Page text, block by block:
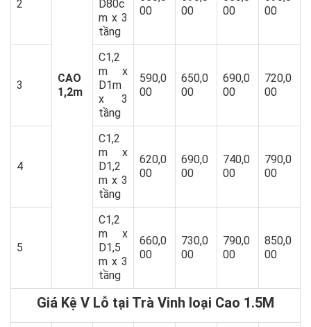
CAO
1,2m
2
D80c
m x 3
tầng
00
00
00
00
3
C1,2
m x
D1m
x 3
tầng
590,0
00
650,0
00
690,0
00
720,0
00
4
C1,2
m x
D1,2
m x 3
tầng
620,0
00
690,0
00
740,0
00
790,0
00
5
C1,2
m x
D1,5
m x 3
tầng
660,0
00
730,0
00
790,0
00
850,0
00
Giá Kệ V Lỗ tại Trà Vinh loại Cao 1.5M